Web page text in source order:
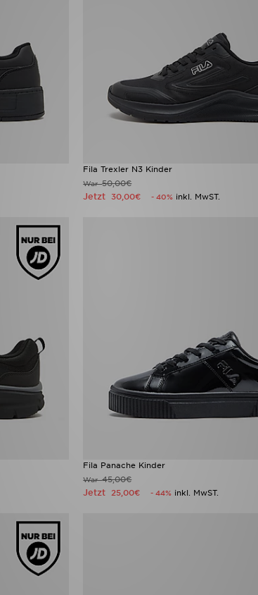
Fila Trexler N3 Kinder
War50,00€
Jetzt 30,00€ - 40% inkl. MwST.
Fila Panache Kinder
War45,00€
Jetzt25,00€ - 44% inkl. MwST.